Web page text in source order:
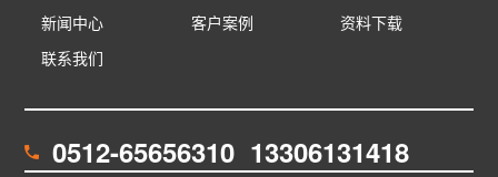
新闻中心
客户案例
资料下载
联系我们
0512-65656310 13306131418